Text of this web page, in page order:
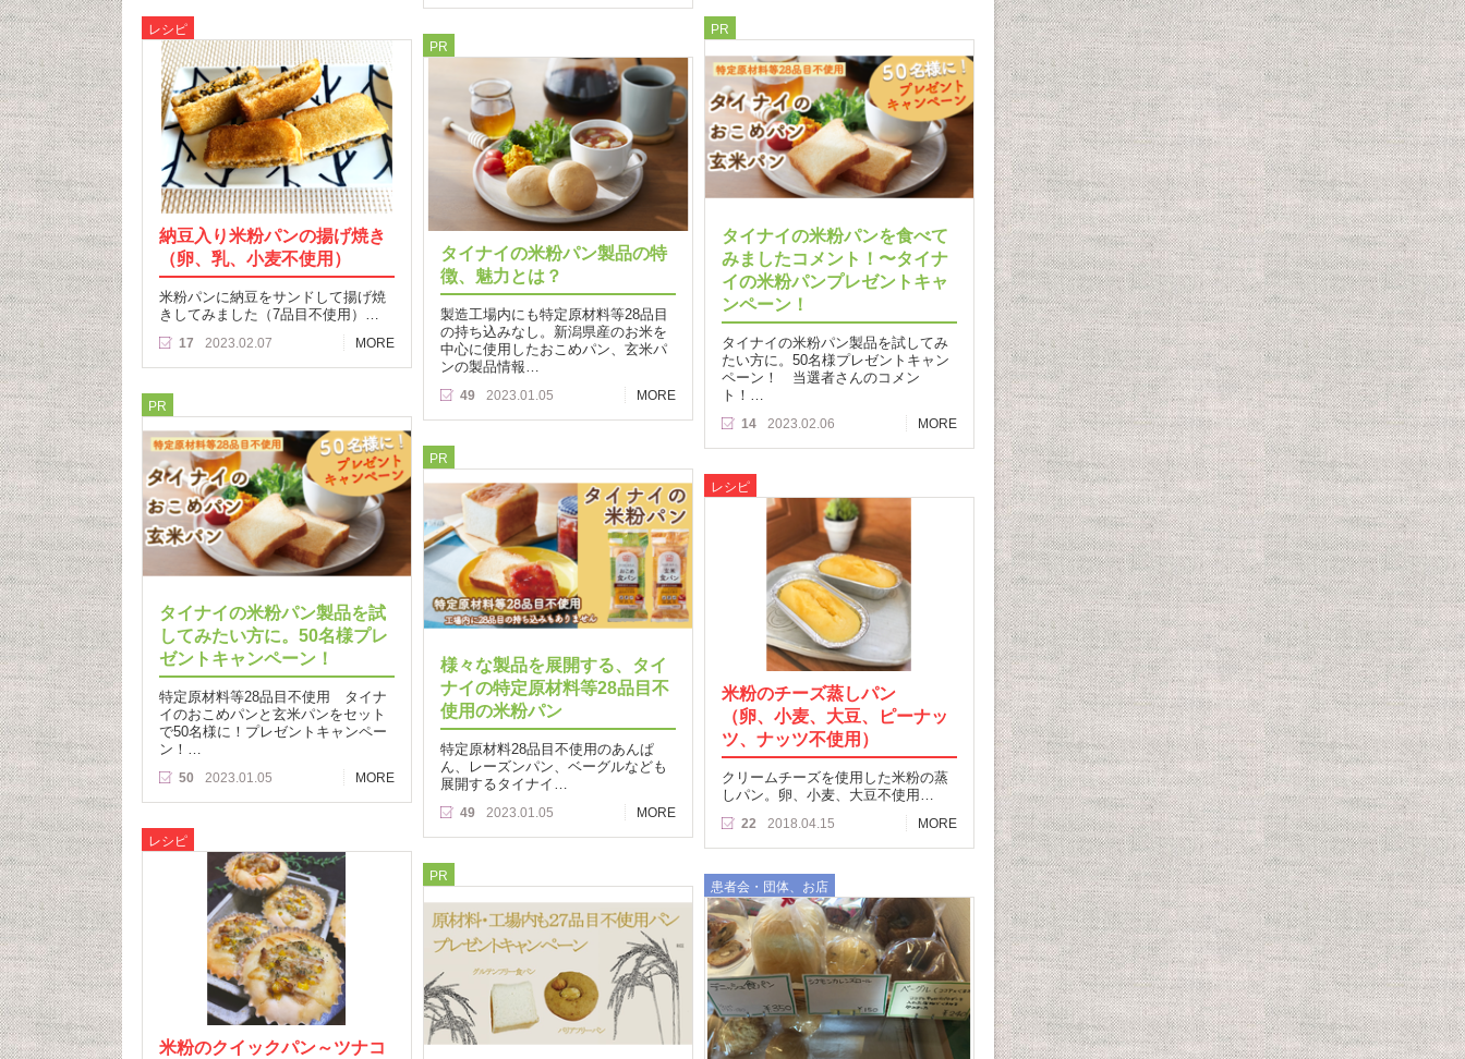
レシピ
納豆入り米粉パンの揚げ焼き
（卵、乳、小麦不使用）
米粉パンに納豆をサンドして揚げ焼
きしてみました（7品目不使用）…
17 2023.02.07 MORE
PR
タイナイの米粉パンを食べて
みましたコメント！〜タイナ
イの米粉パンプレゼントキャ
ンペーン！
タイナイの米粉パン製品を試してみ
たい方に。50名様プレゼントキャン
ペーン！ 当選者さんのコメン
ト！…
14 2023.02.06 MORE
PR
タイナイの米粉パン製品の特
徴、魅力とは？
製造工場内にも特定原材料等28品目
の持ち込みなし。新潟県産のお米を
中心に使用したおこめパン、玄米パ
ンの製品情報…
49 2023.01.05 MORE
PR
タイナイの米粉パン製品を試
してみたい方に。50名様プレ
ゼントキャンペーン！
特定原材料等28品目不使用 タイナ
イのおこめパンと玄米パンをセット
で50名様に！プレゼントキャンペー
ン！…
50 2023.01.05 MORE
PR
様々な製品を展開する、タイ
ナイの特定原材料等28品目不
使用の米粉パン
特定原材料28品目不使用のあんぱ
ん、レーズンパン、ベーグルなども
展開するタイナイ…
49 2023.01.05 MORE
レシピ
米粉のチーズ蒸しパン
（卵、小麦、大豆、ピーナッ
ツ、ナッツ不使用）
クリームチーズを使用した米粉の蒸
しパン。卵、小麦、大豆不使用…
22 2018.04.15
MORE
レシピ
米粉のクイックパン～ツナコ
PR
患者会・団体、お店